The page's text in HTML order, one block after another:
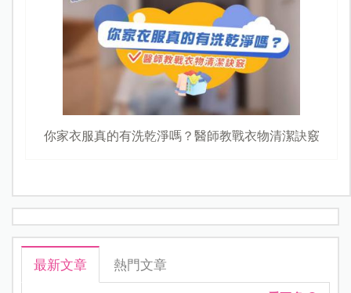
你家衣服真的有洗乾淨嗎？醫師教戰衣物清潔訣竅
最新文章 熱門文章